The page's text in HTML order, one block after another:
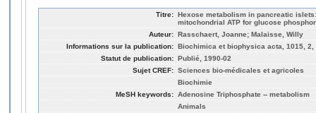
Titre: Hexose metabolism in pancreatic
mitochondrial ATP for glucose
Auteur: Rasschaert, Joanne; Malaisse, Willy
Informations sur la publication: Biochimica et biophysica acta, 1015, 2,
Statut de publication: Publié, 1990-02
Sujet CREF: Sciences bio-médicales et agricoles
Biochimie
MeSH keywords: Adenosine Triphosphate -- metabolism
Animals